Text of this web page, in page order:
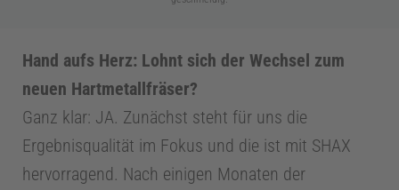
e
Hand aufs Herz: Lohnt sich der Wechsel zum
neuen Hartmetallfräser?
Ganz klar: JA. Zunächst steht für uns die
Ergebnisqualität im Fokus und die ist mit SHAX
hervorragend. Nach einigen Monaten der